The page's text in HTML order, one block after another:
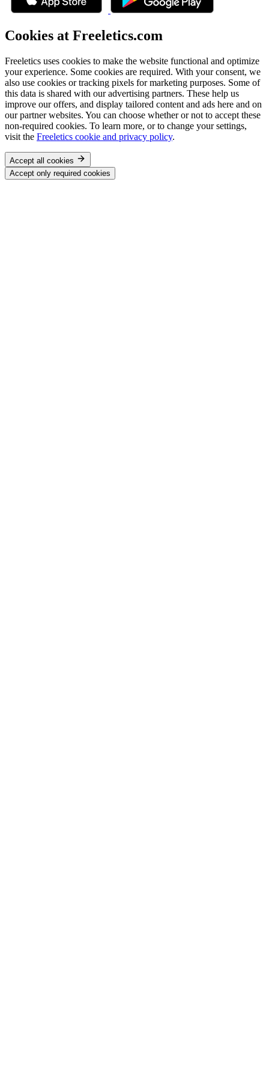
Cookies at Freeletics.com
Freeletics uses cookies to make the website functional and optimize
your experience. Some cookies are required. With your consent, we
also use cookies or tracking pixels for marketing purposes. Some of
this data is shared with our advertising partners. These help us
improve our offers, and display tailored content and ads here and on
our partner websites. You can choose whether or not to accept these
non-required cookies. To learn more, or to change your settings,
visit the Freeletics cookie and privacy policy.
Accept all cookies
Accept only required cookies